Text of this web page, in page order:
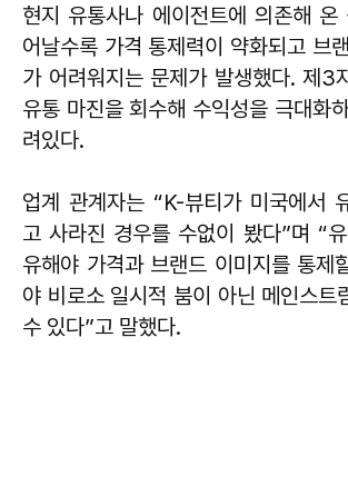
현지 유통사나 에이전트에 의존해
어날수록 가격 통제력이 약화되고 브
가 어려워지는 문제가 발생했다. 제3
유통 마진을 회수해 수익성을 극대화
려있다.
업계 관계자는 “K-뷰티가 미국에서
고 사라진 경우를 수없이 봤다”며 “
유해야 가격과 브랜드 이미지를 통제
야 비로소 일시적 붐이 아닌 메인스트
수 있다”고 말했다.